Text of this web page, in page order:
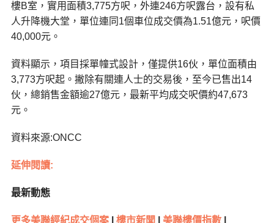
樓B室，實用面積3,775方呎，外連246方呎露台，設有私
人升降機大堂，單位連同1個車位成交價為1.51億元，呎價
40,000元。
資料顯示，項目採單幢式設計，僅提供16伙，單位面積由
3,773方呎起。撇除有關連人士的交易後，至今已售出14
伙，總銷售金額逾27億元，最新平均成交呎價約47,673
元。
資料來源:ONCC
延伸閱讀:
最新動態
更多美聯經紀成交個案| 樓市新聞 美聯樓價指數|